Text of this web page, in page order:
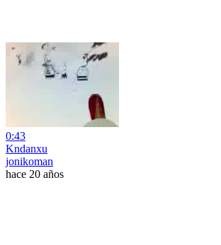
0:43
Kndanxu
jonikoman
hace 20 años